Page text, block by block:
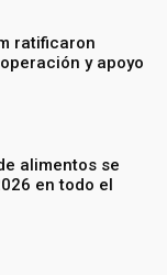
ratificaron
y apoyo
alimentos se
en todo el